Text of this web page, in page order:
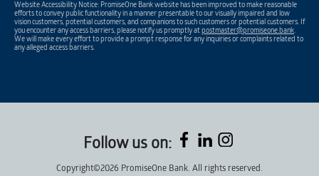
Website Accessibility Notice: PromiseOne Bank website has been improved to make reasonable
efforts to convey public functionality in a manner presentable to our visually impaired and low
vision customers, potential customers, and companions to such customers or potential customers. If
you encounter any access barriers, please notify us promptly atpostmaster@promiseone.bank.
We will make every effort to provide a prompt response for any inquiries or complaints related to
any alleged access barriers.
Follow us on:
Copyright©2026 PromiseOne Bank. All rights reserved.